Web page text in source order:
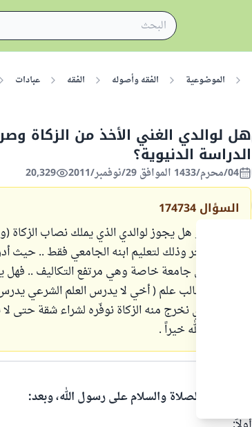
الموضوعية الفقه وأصوله الفقه عبادات
هل لوالدي الغني الأخذ من الزكاة
الدراسة الدنيوية؟
04/محرم/1433 الموافق 29/نوفمبر/2011 20,329
السؤال 174734
سؤالي هو هل يجوز لوالدي الذي يملك نصاب الزكاة
شخص آخر وذلك لتعليم ابنه الجامعي فقط ..
يدرس في جامعة خاصة وهي مرتفع التكاليف .. فهل
أن أخي طالب علم ( أخي لا يدرس العلم الشرعي
المبلغ الذي نخرج منه الزكاة نوفّره لشراء شقة حتى
وجزاكم الله خيراً .
الحمد لله والصلاة والسلام على رسول الله، وبعد: